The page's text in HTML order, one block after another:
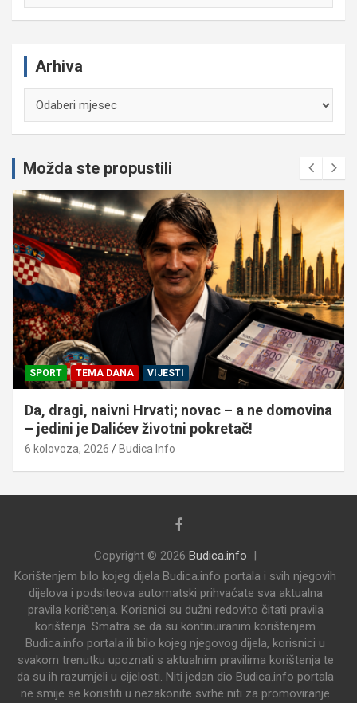
Arhiva
Možda ste propustili
SPORT TEMA DANA VIJESTI
Da, dragi, naivni Hrvati; novac – a ne domovina
– jedini je Dalićev životni pokretač!
6 kolovoza, 2026 Budica Info
Copyright © 2026 Budica.info
Korištenjem bilo kojeg dijela Budica.info portala i svih njegovih
dijelova i podsiteova automatski prihvaćate sva aktualna
pravila korištenja. Korisnici su dužni redovito čitati pravila
korištenja. Smatra se da su kontinuiranim korištenjem
Budica.info portala ili bilo kojeg njegovog dijela, korisnici u
svakom trenutku upoznati s aktualnim pravilima korištenja te
da su ih razumjeli u cijelosti. Niti jedan dio Budica.info portala
ne smije se koristiti u nezakonite svrhe niti za promoviranje